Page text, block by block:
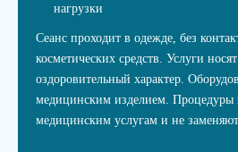
нагрузки
Сеанс проходит в одежде, без
косметических средств. Услуги
оздоровительный характер.
медицинским изделием. Процедуры
медицинским услугам и не